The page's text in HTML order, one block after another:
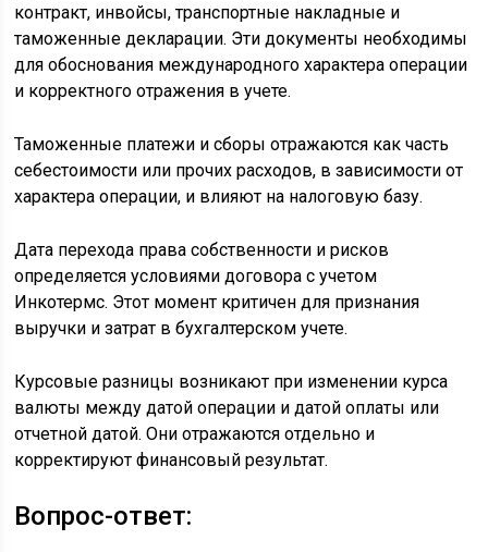
контракт, инвойсы, транспортные накладные и
таможенные декларации. Эти документы необходимы
для обоснования международного характера операции
и корректного отражения в учете.
Таможенные платежи и сборы отражаются как часть
себестоимости или прочих расходов, в зависимости от
характера операции, и влияют на налоговую базу.
Дата перехода права собственности и рисков
определяется условиями договора с учетом
Инкотермс. Этот момент критичен для признания
выручки и затрат в бухгалтерском учете.
Курсовые разницы возникают при изменении курса
валюты между датой операции и датой оплаты или
отчетной датой. Они отражаются отдельно и
корректируют финансовый результат.
Вопрос-ответ: